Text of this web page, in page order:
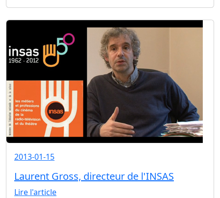
2013-01-15
Laurent Gross, directeur de l'INSAS
Lire l'article